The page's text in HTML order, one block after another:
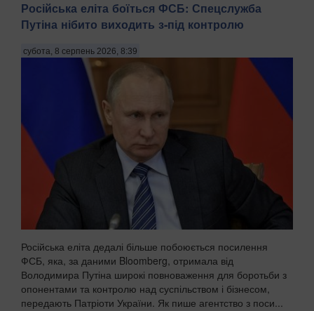
Російська еліта боїться ФСБ: Спецслужба
Путіна нібито виходить з-під контролю
субота, 8 серпень 2026, 8:39
Російська еліта дедалі більше побоюється посилення
ФСБ, яка, за даними Bloomberg, отримала від
Володимира Путіна широкі повноваження для боротьби з
опонентами та контролю над суспільством і бізнесом,
передають Патріоти України. Як пише агентство з поси...